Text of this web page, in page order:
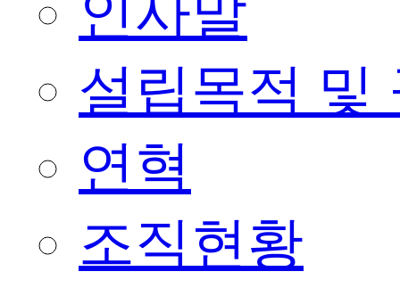
인사말
설립목적 및
연혁
조직현황